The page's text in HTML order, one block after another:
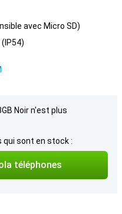
avec Micro SD)
Noir n'est plus
qui sont en stock :
téléphones